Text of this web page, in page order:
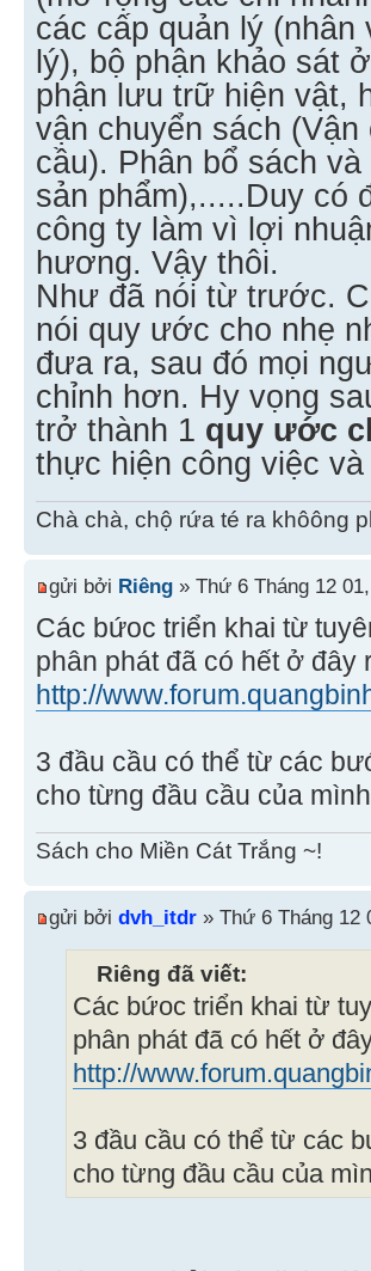
các cấp quản lý
lý), bộ phận khảo sát
phận lưu trữ hiện vật,
vận chuyển sách
cầu). Phân bổ sách
sản phẩm),.....Duy có
công ty làm vì lợi
hương. Vậy thôi.
Như đã nói từ trước.
nói quy ước cho nhẹ
đưa ra, sau đó mọi
chỉnh hơn. Hy vọng
trở thành 1 quy ước
thực hiện công việc và
Chà chà, chộ rứa té ra khôông
gửi bởi Riêng » Thứ 6 Tháng 12
Các bứoc triển khai từ
phân phát đã có hết ở đây
http://
3 đầu cầu có thể từ các
cho từng đầu cầu của
Sách cho Miền Cát Trắng ~!
gửi bởi dvh_itdr » Thứ 6 Tháng 12
Riêng đã viết:
Các bứoc triển khai từ
phân phát đã có hết ở
http://
3 đầu cầu có thể từ các
cho từng đầu cầu của